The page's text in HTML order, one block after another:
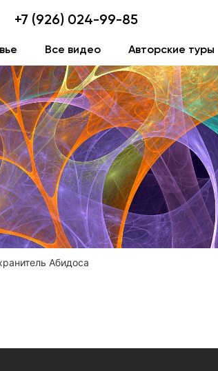
+7 (926) 024-99-85
Все видео Авторские туры
Абидоса